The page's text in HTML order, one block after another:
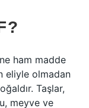
ham madde
eliyle olmadan
Taşlar,
meyve ve